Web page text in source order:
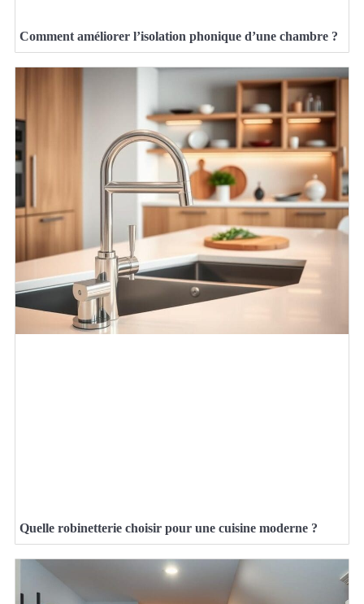
Comment améliorer l’isolation phonique d’une chambre ?
Quelle robinetterie choisir pour une cuisine moderne ?